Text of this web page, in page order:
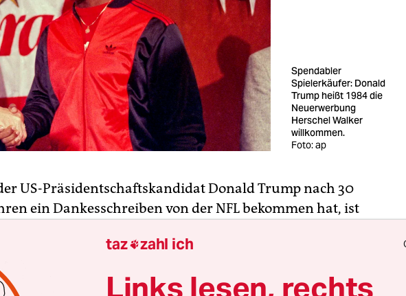
Spendabler
Spielerkäufer: Donald
Trump heißt 1984 die
Neuerwerbung
Herschel Walker
willkommen.
Foto: ap
US-Präsidentschaftskandidat Donald Trump nach 30
ein Dankesschreiben von der NFL bekommen hat, ist
allen Grund nach drei Jahrzehnten mal
– dafür, dass Trump eine mögliche Konkurrenz in den
hat.
taz zahl ich
Links lesen, rechts